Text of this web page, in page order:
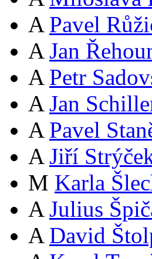
A Pavel
A Jan
A Petr
A Jan
A Pavel
A Jiří
M Karla
A Julius
A David